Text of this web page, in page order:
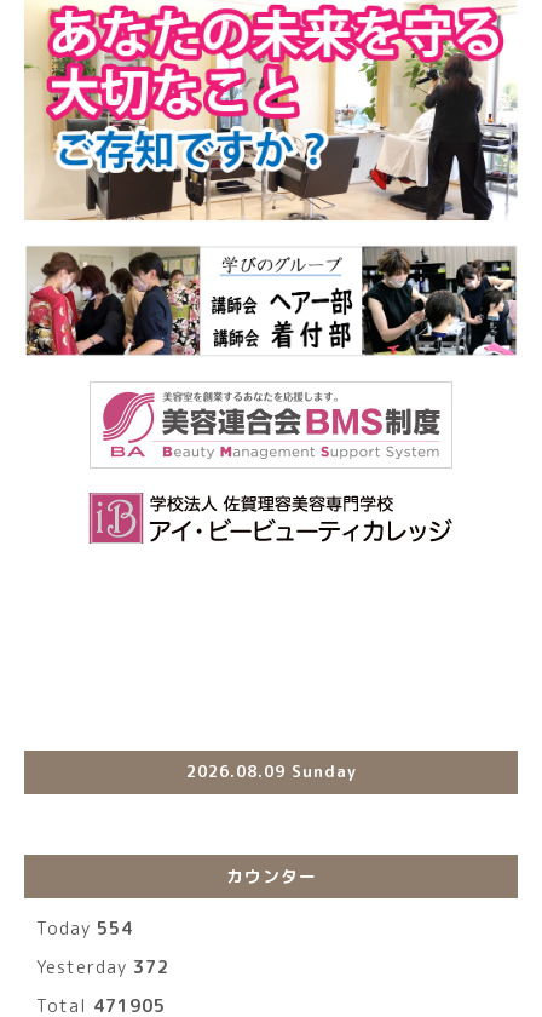
2026.08.09 Sunday
カウンター
Today 554
Yesterday 372
Total 471905